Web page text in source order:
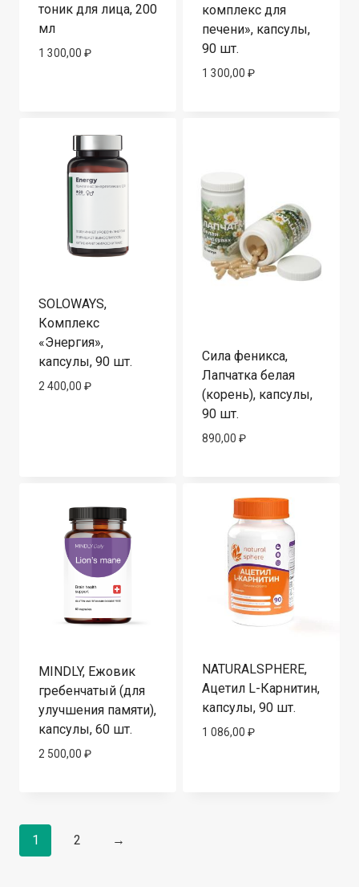
тоник для лица, 200
мл
1 300,00 ₽
комплекс для
печени», капсулы,
90 шт.
1 300,00 ₽
SOLOWAYS,
Комплекс
«Энергия»,
капсулы, 90 шт.
2 400,00 ₽
Сила феникса,
Лапчатка белая
(корень), капсулы,
90 шт.
890,00 ₽
MINDLY, Ежовик
гребенчатый (для
улучшения памяти),
капсулы, 60 шт.
2 500,00 ₽
NATURALSPHERE,
Ацетил L-Карнитин,
капсулы, 90 шт.
1 086,00 ₽
1 2 →